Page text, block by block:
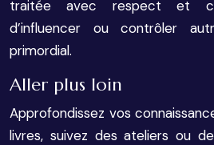
traitée avec respect et
d’influencer ou contrôler
primordial.
Aller plus loin
Approfondissez vos
livres, suivez des ateliers ou